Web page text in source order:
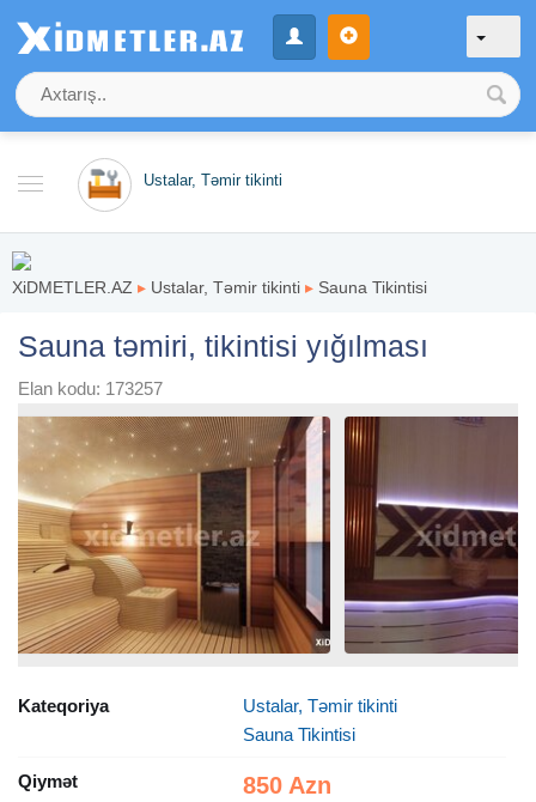
Ustalar, Təmir tikinti
XiDMETLER.AZ ▸ Ustalar, Təmir tikinti ▸ Sauna Tikintisi
Sauna təmiri, tikintisi yığılması
Elan kodu: 173257
Kateqoriya
Ustalar, Təmir tikinti
Sauna Tikintisi
Qiymət 850 Azn